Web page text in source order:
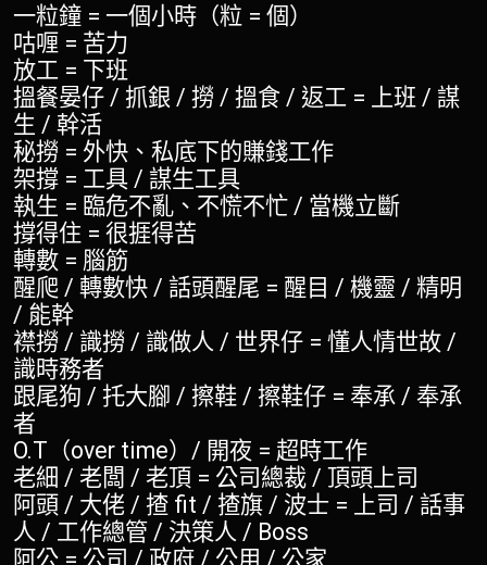
一粒鐘 = 一個小時（粒 = 個）
咕喱 = 苦力
放工 = 下班
搵餐晏仔 / 抓銀 / 撈 / 搵食 / 返工 = 上班 / 謀
生 / 幹活
秘撈 = 外快、私底下的賺錢工作
架撐 = 工具 / 謀生工具
執生 = 臨危不亂、不慌不忙 / 當機立斷
撐得住 = 很捱得苦
轉數 = 腦筋
醒爬 / 轉數快 / 話頭醒尾 = 醒目 / 機靈 / 精明
/ 能幹
襟撈 / 識撈 / 識做人 / 世界仔 = 懂人情世故 /
識時務者
跟尾狗 / 托大腳 / 擦鞋 / 擦鞋仔 = 奉承 / 奉承
者
O.T（over time）/ 開夜 = 超時工作
老細 / 老闆 / 老頂 = 公司總裁 / 頂頭上司
阿頭 / 大佬 / 揸 fit / 揸旗 / 波士 = 上司 / 話事
人 / 工作總管 / 決策人 / Boss
阿公 = 公司 / 政府 / 公用 / 公家